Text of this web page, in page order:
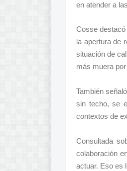
en atender a
Cosse
la apertura de
situación de
más muera
También
sin techo, se
contextos de
Consultada
colaboración
actuar. Eso es